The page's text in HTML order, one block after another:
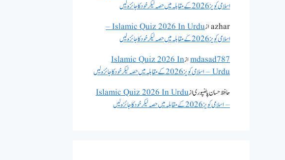
اسلامی کویز 2026 کے مقابلہ میں حصہ لیکر خود کا جائزہ لیں
azharاز
Islamic Quiz 2026 In Urdu –
اسلامی کویز 2026 کے مقابلہ میں حصہ لیکر خود کا جائزہ لیں
mdasad787ازIslamic Quiz 2026 In
Urdu – اسلامی کویز 2026 کے مقابلہ میں حصہ لیکر خود کا جائزہ لیں
حافظ حسان پالنپوریازIslamic Quiz 2026 In Urdu
– اسلامی کویز 2026 کے مقابلہ میں حصہ لیکر خود کا جائزہ لیں